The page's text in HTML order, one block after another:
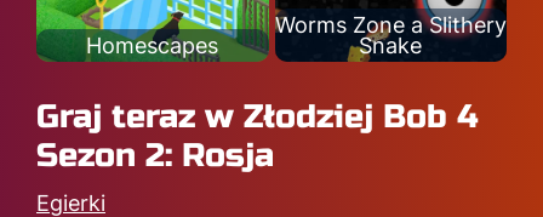
Homescapes
Worms Zone a Slithery
Snake
Graj teraz w Złodziej Bob 4
Sezon 2: Rosja
Egierki